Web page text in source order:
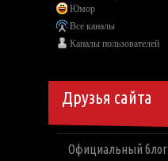
Юмор
Все каналы
Каналы пользователей
Друзья сайта
Официальный блог